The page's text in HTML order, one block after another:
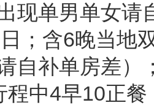
现单男单女请
含6晚当地双
自补单房差）
程中4早10正